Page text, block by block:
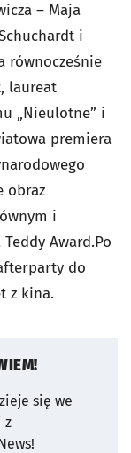
– Maja
i
równocześnie
laureat
„Nieulotne” i
premiera
obraz
i
Award.Po
do
z kina.
się we
z